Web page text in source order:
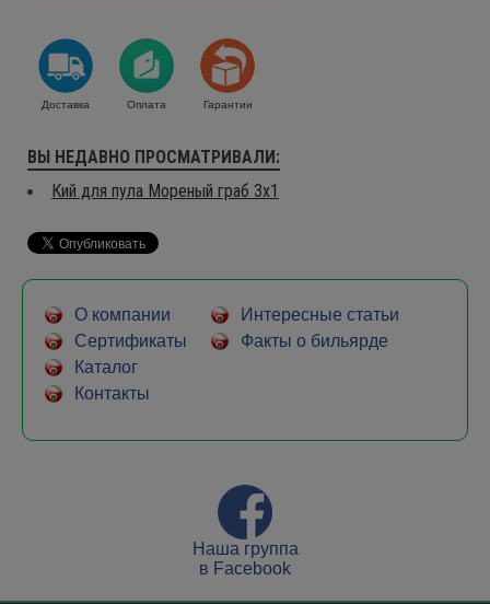
Доставка Оплата Гарантии
ВЫ НЕДАВНО ПРОСМАТРИВАЛИ:
Кий для пула Мореный граб 3х1
О компании
Сертификаты
Каталог
Контакты
Интересные статьи
Факты о бильярде
Наша группа
в Facebook